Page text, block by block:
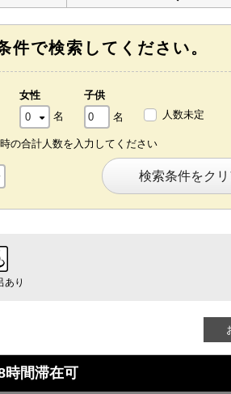
件で検索してください。
女性
名
子供
名
人数未定
の合計人数を入力してください
検索条件をクリ
あり
間滞在可